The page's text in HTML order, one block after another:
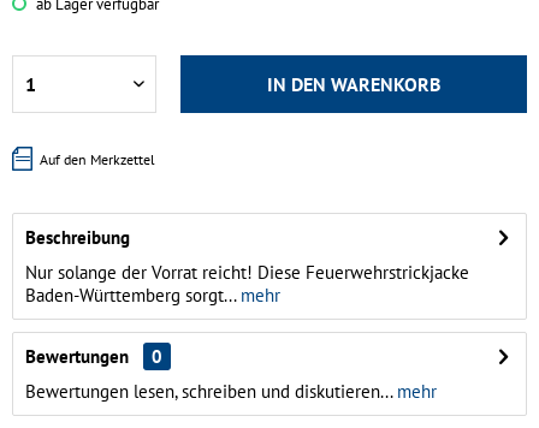
ab Lager verfügbar
IN DEN WARENKORB
Auf den Merkzettel
Beschreibung
Nur solange der Vorrat reicht! Diese Feuerwehrstrickjacke
Baden-Württemberg sorgt...mehr
Bewertungen
0
Bewertungen lesen, schreiben und diskutieren...mehr